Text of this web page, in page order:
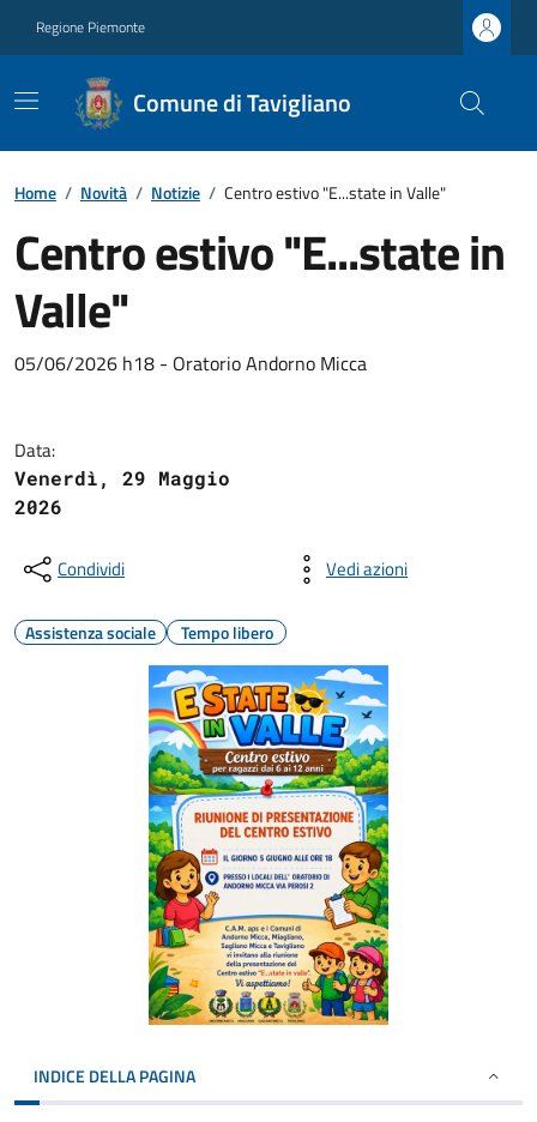
Regione Piemonte
Comune di Tavigliano
Home / Novità / Notizie / Centro estivo "E...state in Valle"
Centro estivo "E...state in
Valle"
05/06/2026 h18 - Oratorio Andorno Micca
Data:
Venerdì, 29 Maggio
2026
Condividi Vedi azioni
Assistenza sociale Tempo libero
INDICE DELLA PAGINA